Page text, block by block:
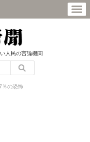
人民の言論機関
％の恐怖